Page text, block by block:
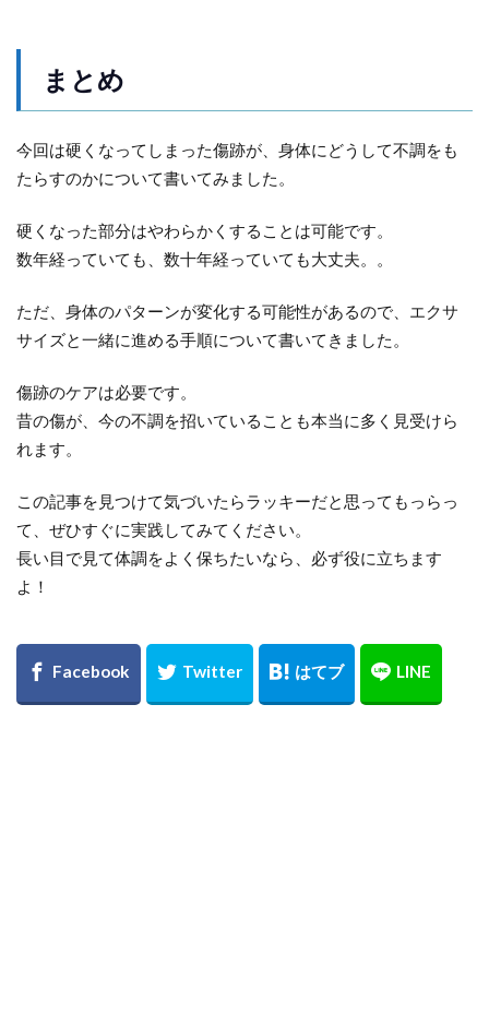
まとめ
今回は硬くなってしまった傷跡が、身体にどうして不調をも
たらすのかについて書いてみました。
硬くなった部分はやわらかくすることは可能です。
数年経っていても、数十年経っていても大丈夫。。
ただ、身体のパターンが変化する可能性があるので、エクサ
サイズと一緒に進める手順について書いてきました。
傷跡のケアは必要です。
昔の傷が、今の不調を招いていることも本当に多く見受けら
れます。
この記事を見つけて気づいたらラッキーだと思ってもっらっ
て、ぜひすぐに実践してみてください。
長い目で見て体調をよく保ちたいなら、必ず役に立ちます
よ！